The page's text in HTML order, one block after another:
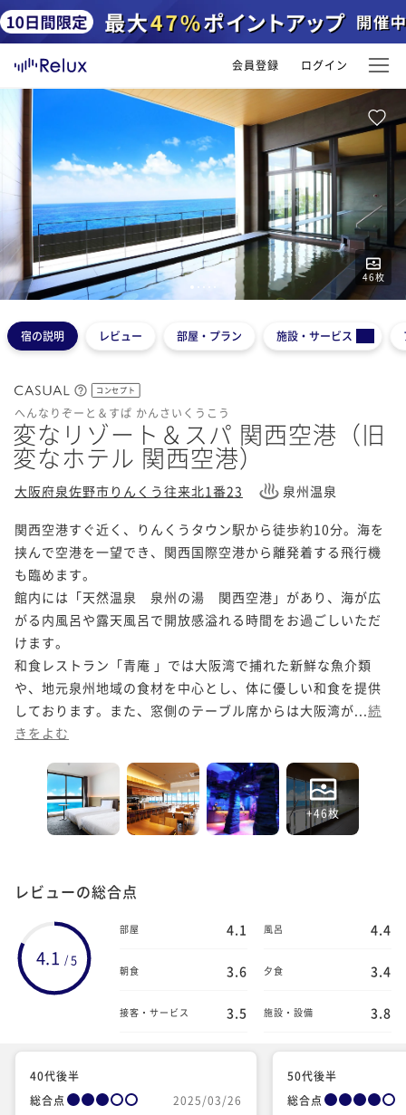
会員登録 ログイン
46枚
1
宿の説明 レビュー 部屋・プラン 施設・サービス
コンセプト
へんなりぞーと＆すぱ かんさいくうこう
変なリゾート＆スパ 関西空港（旧
変なホテル 関西空港）
大阪府泉佐野市りんくう往来北1番23 泉州温泉
関西空港すぐ近く、りんくうタウン駅から徒歩約10分。海を
挟んで空港を一望でき、関西国際空港から離発着する飛行機
も臨めます。
館内には「天然温泉　泉州の湯　関西空港」があり、海が広
がる内風呂や露天風呂で開放感溢れる時間をお過ごしいただ
けます。
和食レストラン「青庵 」では大阪湾で捕れた新鮮な魚介類
や、地元泉州地域の食材を中心とし、体に優しい和食を提供
しております。また、窓側のテーブル席からは大阪湾が... 続
きをよむ
+46枚
レビューの総合点
4.1 / 5
部屋 4.1 風呂 4.4
朝食 3.6 夕食 3.4
接客・サービス 3.5 施設・設備 3.8
40代後半
総合点
2025/03/26
50代後半
総合点